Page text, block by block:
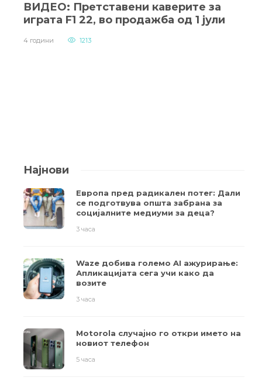
ВИДЕО: Претставени каверите за
играта F1 22, во продажба од 1 јули
4 години 1213
Најнови
Европа пред радикален потег: Дали
се подготвува општа забрана за
социјалните медиуми за деца?
3 часа
Waze добива големо AI ажурирање:
Апликацијата сега учи како да
возите
3 часа
Motorola случајно го откри името на
новиот телефон
5 часа